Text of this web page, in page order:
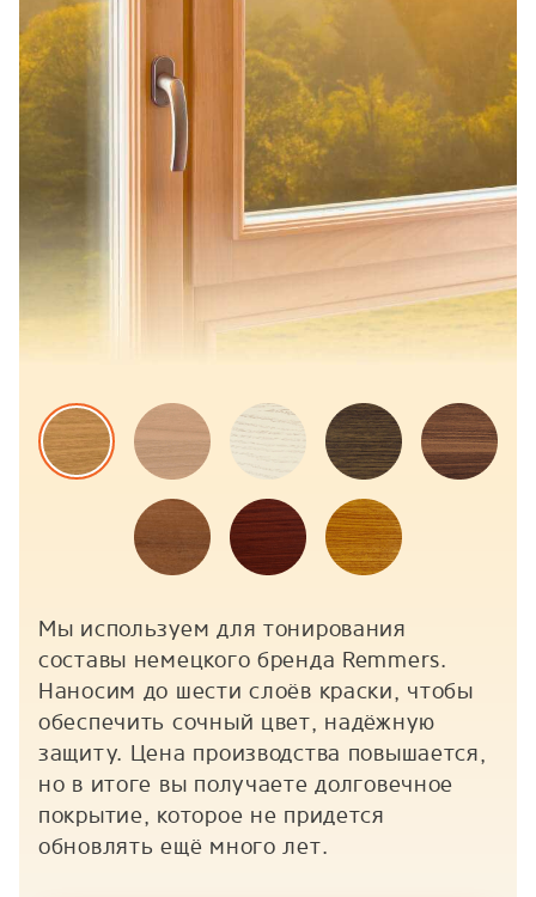
Мы используем для тонирования
составы немецкого бренда Remmers.
Наносим до шести слоёв краски, чтобы
обеспечить сочный цвет, надёжную
защиту. Цена производства повышается,
но в итоге вы получаете долговечное
покрытие, которое не придется
обновлять ещё много лет.